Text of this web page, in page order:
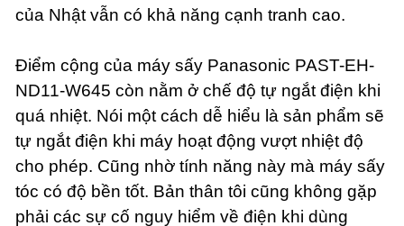
của Nhật vẫn có khả năng cạnh tranh cao.
Điểm cộng của máy sấy Panasonic PAST-EH-
ND11-W645 còn nằm ở chế độ tự ngắt điện khi
quá nhiệt. Nói một cách dễ hiểu là sản phẩm sẽ
tự ngắt điện khi máy hoạt động vượt nhiệt độ
cho phép. Cũng nhờ tính năng này mà máy sấy
tóc có độ bền tốt. Bản thân tôi cũng không gặp
phải các sự cố nguy hiểm về điện khi dùng